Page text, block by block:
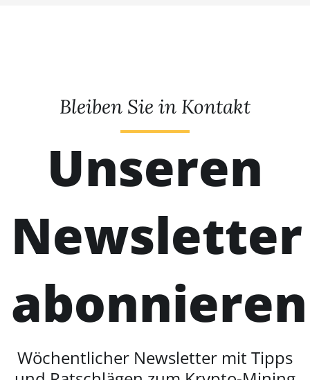
Bleiben Sie in Kontakt
Unseren
Newsletter
abonnieren
Wöchentlicher Newsletter mit Tipps